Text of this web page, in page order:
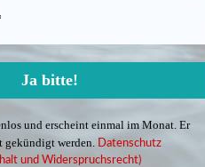
und erscheint einmal im Monat. Er
werden.
Datenschutz
und Widerspruchsrecht)